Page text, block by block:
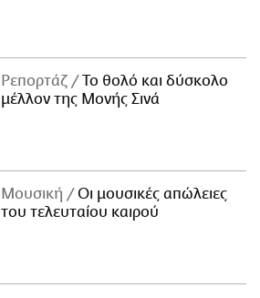
Ρεπορτάζ
Το θολό και δύσκολο
μέλλον της Μονής Σινά
Μουσική
Οι μουσικές απώλειες
του τελευταίου καιρού